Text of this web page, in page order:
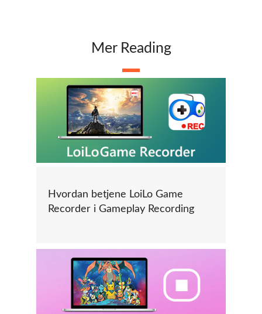
Mer Reading
Hvordan betjene LoiLo Game
Recorder i Gameplay Recording